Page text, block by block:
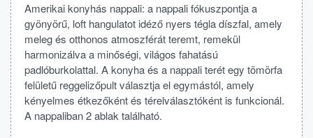
Amerikai konyhás nappali: a nappali fókuszpontja a
gyönyörű, loft hangulatot idéző nyers tégla díszfal, amely
meleg és otthonos atmoszférát teremt, remekül
harmonizálva a minőségi, világos fahatású
padlóburkolattal. A konyha és a nappali terét egy tömörfa
felületű reggelizőpult választja el egymástól, amely
kényelmes étkezőként és térelválasztóként is funkcionál.
A nappaliban 2 ablak található.